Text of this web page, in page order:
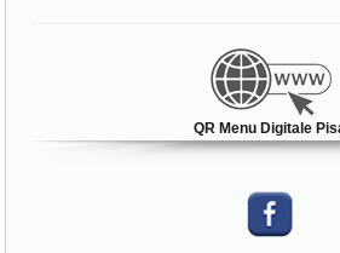
QR Menu Digitale